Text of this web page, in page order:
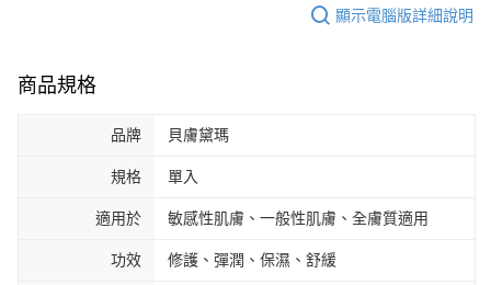
顯示電腦版詳細說明
商品規格
品牌 貝膚黛瑪
規格 單入
適用於 敏感性肌膚、一般性肌膚、全膚質適用
功效 修護、彈潤、保濕、舒緩